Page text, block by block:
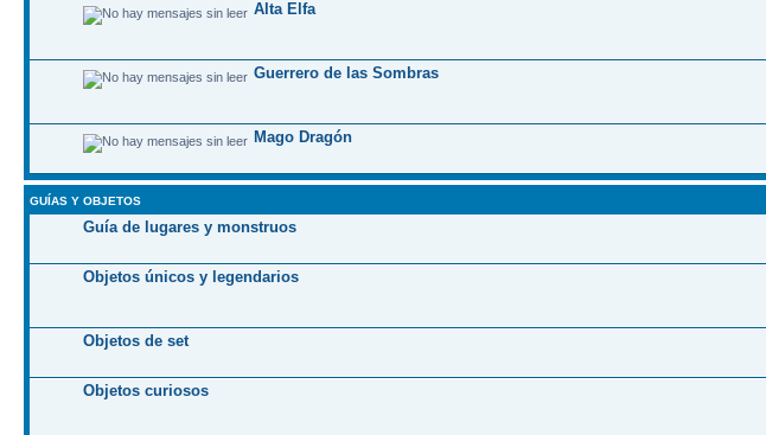
Alta Elfa
Guerrero de las Sombras
Mago Dragón
GUÍAS Y OBJETOS
Guía de lugares y monstruos
Objetos únicos y legendarios
Objetos de set
Objetos curiosos